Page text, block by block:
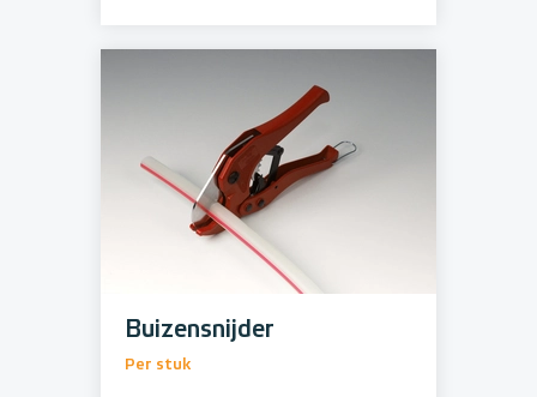
Buizensnijder
Per stuk